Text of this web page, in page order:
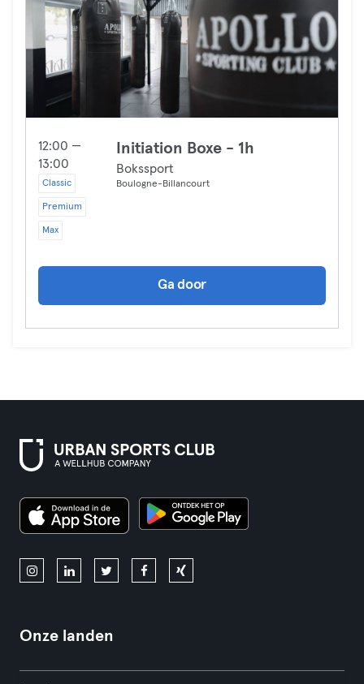
12:00 —
13:00
Classic
Premium
Max
Initiation Boxe - 1h
Bokssport
Boulogne-Billancourt
Ga door
Onze landen